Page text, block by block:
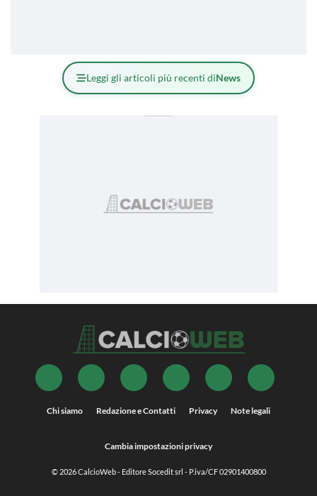
Leggi gli articoli più recenti diNews
Chi siamo Redazione e Contatti Privacy Note legali
Cambia impostazioni privacy
© 2026CalcioWeb- Editore Socedit srl - P.iva/CF 02901400800